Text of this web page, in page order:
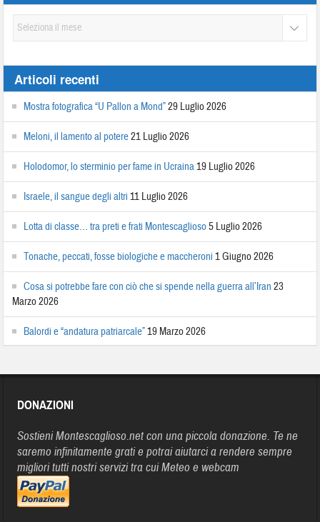
Articoli recenti
Mostra fotografica “U Pallon a Mond”29 Luglio 2026
Meloni, il lamento al potere21 Luglio 2026
Holodomor, lo sterminio per fame in Ucraina19 Luglio 2026
Israele, il sangue degli altri 11 Luglio 2026
Lotta di classe… tra preti e frati Montescaglioso5 Luglio 2026
Tonache, peccati, fosse biologiche e maccheroni 1 Giugno 2026
Cosa si potrebbe fare con ciò che si spende nella guerra all’Iran 23
Marzo 2026
Balordi e “andatura patriarcale”19 Marzo 2026
DONAZIONI
Sostieni Montescaglioso.net con una piccola donazione. Te ne
saremo infinitamente grati e potrai aiutarci a rendere sempre
migliori tutti nostri servizi tra cui Meteo e webcam